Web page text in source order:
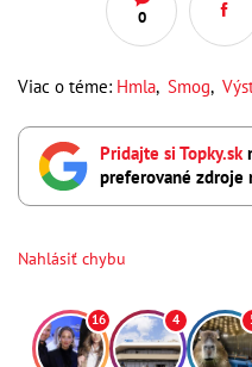
0
Viac o téme: Hmla, Smog,
Pridajte si Topky.sk
preferované zdroje
Nahlásiť chybu
16 4